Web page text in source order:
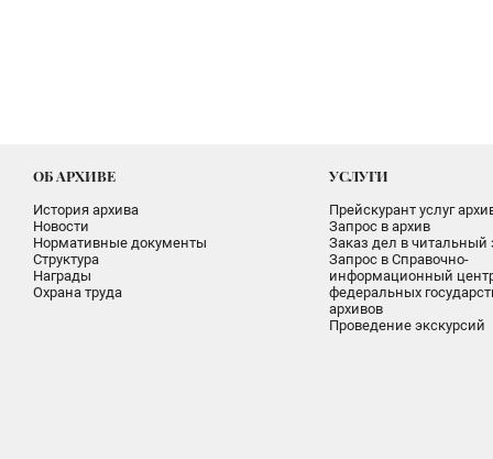
ОБ АРХИВЕ
История архива
Новости
Нормативные документы
Структура
Награды
Охрана труда
УСЛУГИ
Прейскурант услуг
Запрос в архив
Заказ дел в читальный
Запрос в Справочно-
информационный
федеральных
архивов
Проведение экскурсий